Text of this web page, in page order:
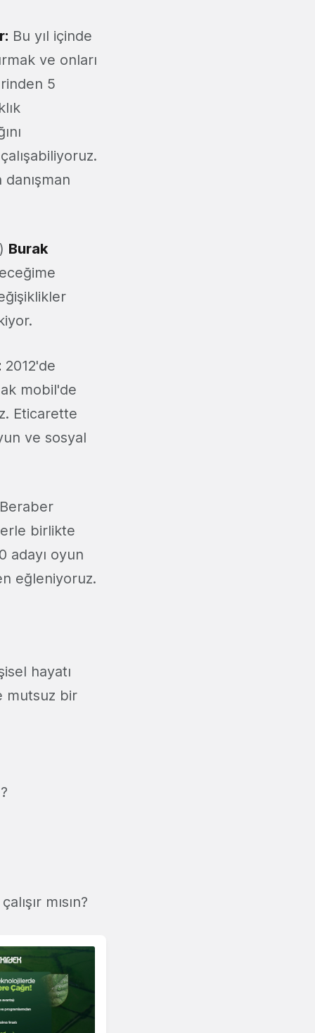
Bu yıl içinde
ve onları
5
Burak
2012'de
mobil'de
Eticarette
ve sosyal
birlikte
adayı oyun
eğleniyoruz.
hayatı
mutsuz bir
mısın?